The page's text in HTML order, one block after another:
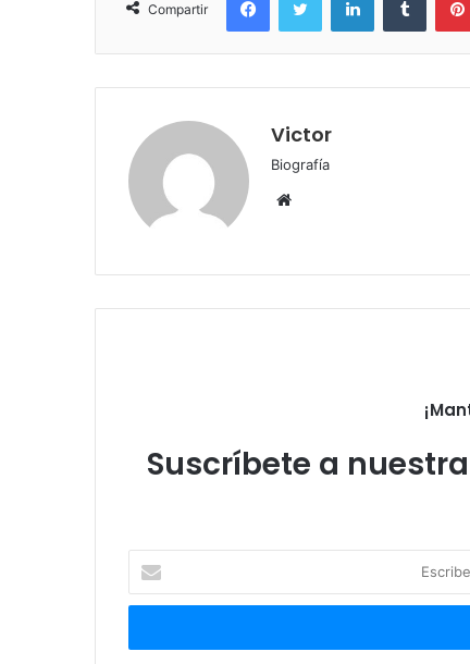
Compartir
Victor
Biografía
Sitio
Suscríbete a
correo